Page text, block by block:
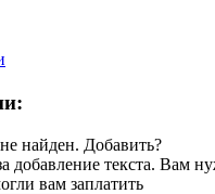
найден. Добавить?
добавление текста. Вам
вам заплатить